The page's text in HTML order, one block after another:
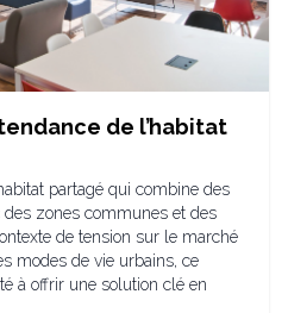
de l’habitat
partagé qui combine des
zones communes et des
de tension sur le marché
modes de vie urbains, ce
à offrir une solution clé en